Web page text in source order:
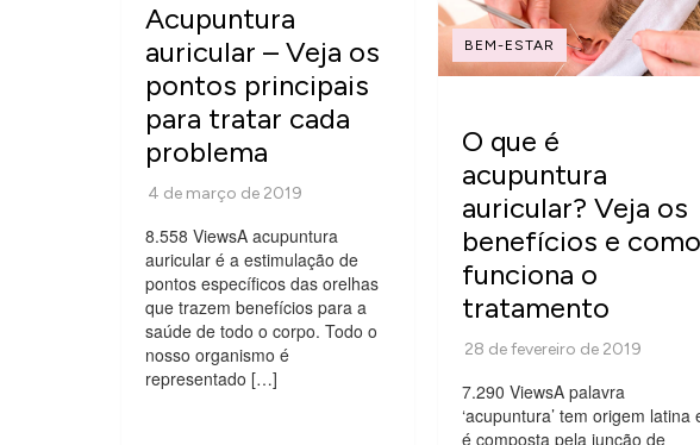
Acupuntura
auricular – Veja os
pontos principais
para tratar cada
problema
8.558 ViewsA acupuntura
auricular é a estimulação de
pontos específicos das orelhas
que trazem benefícios para a
saúde de todo o corpo. Todo o
nosso organismo é
representado […]
BEM-ESTAR
O que é
acupuntura
auricular? Veja os
benefícios e como
funciona o
tratamento
7.290 ViewsA palavra
‘acupuntura’ tem origem latina
é composta pela junção de